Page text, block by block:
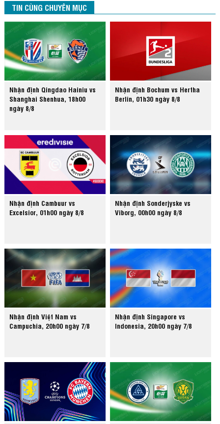
TIN CÙNG CHUYÊN MỤC
Nhận định Qingdao Hainiu vs
Shanghai Shenhua, 18h00
ngày 8/8
Nhận định Bochum vs Hertha
Berlin, 01h30 ngày 8/8
Nhận định Cambuur vs
Excelsior, 01h00 ngày 8/8
Nhận định Sonderjyske vs
Viborg, 00h00 ngày 8/8
Nhận định Việt Nam vs
Campuchia, 20h00 ngày 7/8
Nhận định Singapore vs
Indonesia, 20h00 ngày 7/8